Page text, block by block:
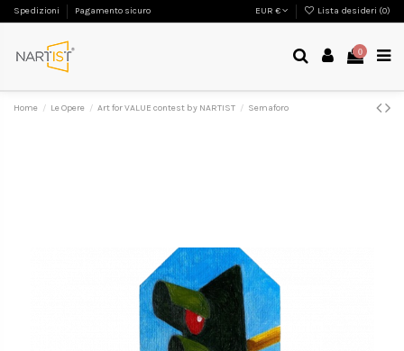
Spedizioni Pagamento sicuro EUR € Lista desideri (0)
0
Home Le Opere Art for VALUE contest by NARTIST Semaforo